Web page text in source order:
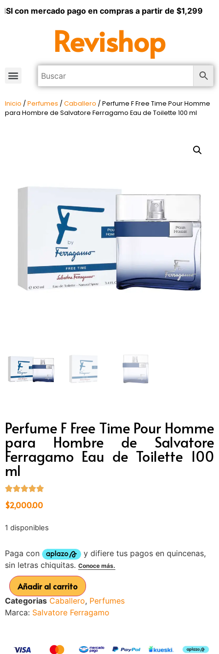
con mercado pago en compras a partir de $1,299
Revishop
Inicio / Perfumes / Caballero / Perfume F Free Time Pour Homme
para Hombre de Salvatore Ferragamo Eau de Toilette 100 ml
Perfume F Free Time Pour Homme
para Hombre de Salvatore
Ferragamo Eau de Toilette 100
ml
$2,000.00
1 disponibles
Añadir al carrito
Categorias Caballero, Perfumes
Marca: Salvatore Ferragamo